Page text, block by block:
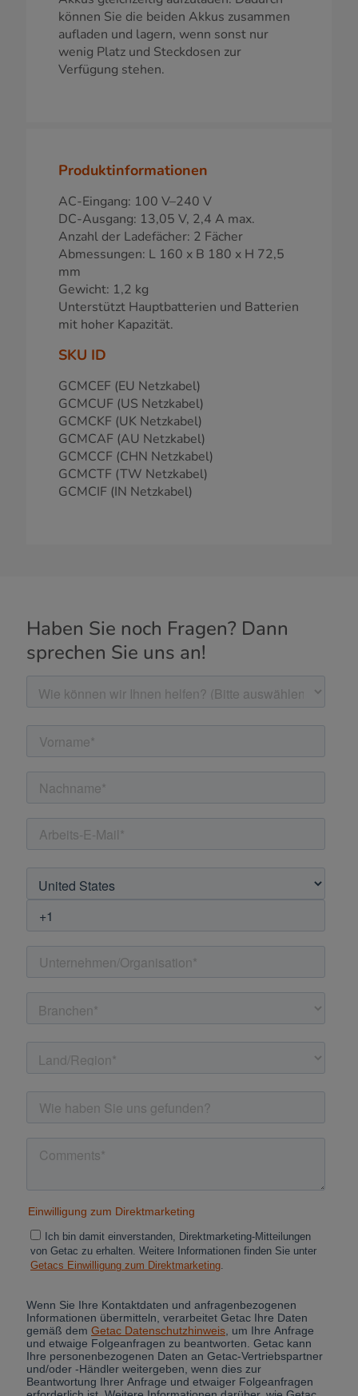
können Sie die beiden Akkus zusammen
aufladen und lagern, wenn sonst nur
wenig Platz und Steckdosen zur
Verfügung stehen.
Produktinformationen
AC-Eingang: 100 V–240 V
DC-Ausgang: 13,05 V, 2,4 A max.
Anzahl der Ladefächer: 2 Fächer
Abmessungen: L 160 x B 180 x H 72,5
mm
Gewicht: 1,2 kg
Unterstützt Hauptbatterien und Batterien
mit hoher Kapazität.
SKU ID
GCMCEF (EU Netzkabel)
GCMCUF (US Netzkabel)
GCMCKF (UK Netzkabel)
GCMCAF (AU Netzkabel)
GCMCCF (CHN Netzkabel)
GCMCTF (TW Netzkabel)
GCMCIF (IN Netzkabel)
Haben Sie noch Fragen? Dann
sprechen Sie uns an!